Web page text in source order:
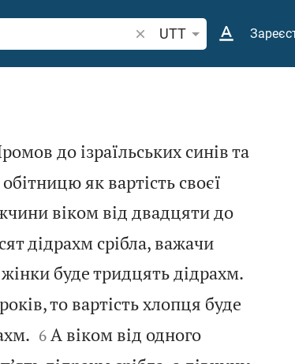
Шукати біблійний вірш
UTT
до ізраїльських синів та
як вартість своєї
віком від двадцяти до
дідрахм срібла, важачи
буде тридцять дідрахм.
то вартість хлопця буде

6 А віком від одного